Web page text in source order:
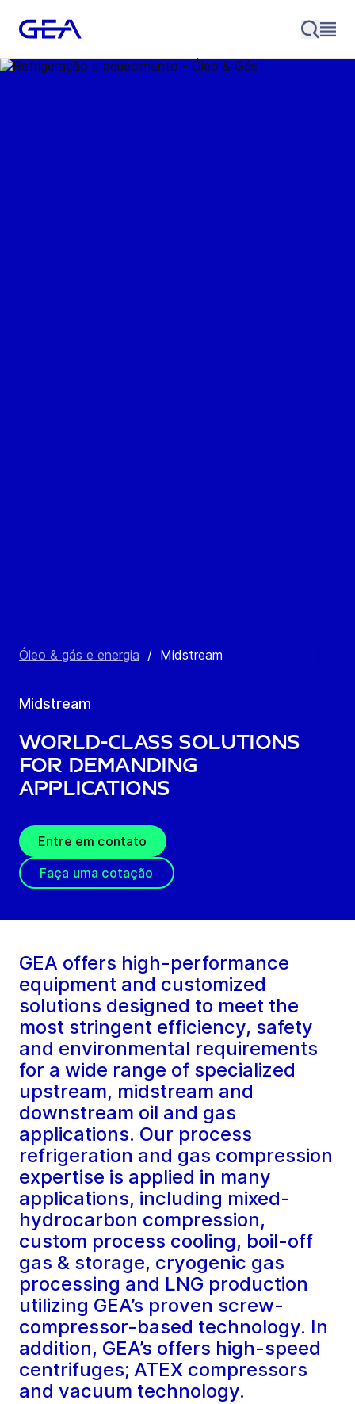
Óleo & gás e energia / Midstream
Midstream
World-class solutions
for demanding
applications
Entre em contato
Faça uma cotação
GEA offers high-performance
equipment and customized
solutions designed to meet the
most stringent efficiency, safety
and environmental requirements
for a wide range of specialized
upstream, midstream and
downstream oil and gas
applications. Our process
refrigeration and gas compression
expertise is applied in many
applications, including mixed-
hydrocarbon compression,
custom process cooling, boil-off
gas & storage, cryogenic gas
processing and LNG production
utilizing GEA’s proven screw-
compressor-based technology. In
addition, GEA’s offers high-speed
centrifuges; ATEX compressors
and vacuum technology.